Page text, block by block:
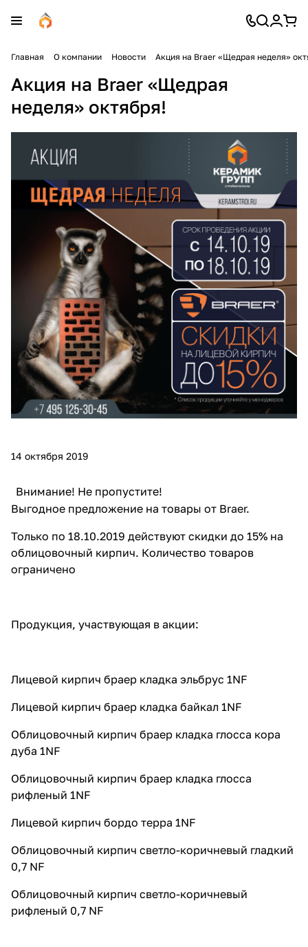
Главная О компании Новости Акция на Braer «Щедрая неделя»
Акция на Braer «Щедрая
неделя» октября!
14 октября 2019
Внимание! Не пропустите!
Выгодное предложение на товары от Braer.
Только по 18.10.2019 действуют скидки до 15% на
облицовочный кирпич. Количество товаров
ограничено
Продукция, участвующая в акции:
Лицевой кирпич браер кладка эльбрус 1NF
Лицевой кирпич браер кладка байкал 1NF
Облицовочный кирпич браер кладка глосса кора
дуба 1NF
Облицовочный кирпич браер кладка глосса
рифленый 1NF
Лицевой кирпич бордо терра 1NF
Облицовочный кирпич светло-коричневый гладкий
0,7 NF
Облицовочный кирпич светло-коричневый
рифленый 0,7 NF